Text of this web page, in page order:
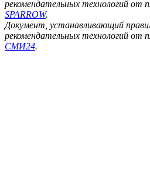
рекомендательных технологий от
SPARROW.
Документ, устанавливающий
рекомендательных технологий от
СМИ24.